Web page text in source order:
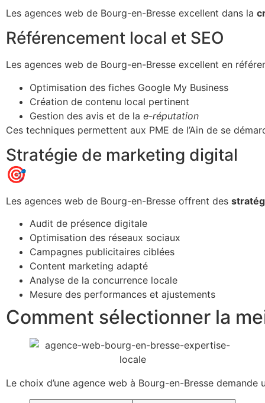
Les agences web de Bourg-en-Bresse excellent dans la
Référencement local et SEO
Les agences web de Bourg-en-Bresse excellent en
Optimisation des fiches Google My Business
Création de contenu local pertinent
Gestion des avis et de la e-réputation
Ces techniques permettent aux PME de l’Ain de se
Stratégie de marketing digital
🎯
Les agences web de Bourg-en-Bresse offrent des
Audit de présence digitale
Optimisation des réseaux sociaux
Campagnes publicitaires ciblées
Content marketing adapté
Analyse de la concurrence locale
Mesure des performances et ajustements
Comment sélectionner la
Le choix d’une agence web à Bourg-en-Bresse